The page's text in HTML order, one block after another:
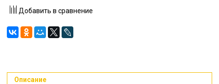
Добавить в сравнение
Описание